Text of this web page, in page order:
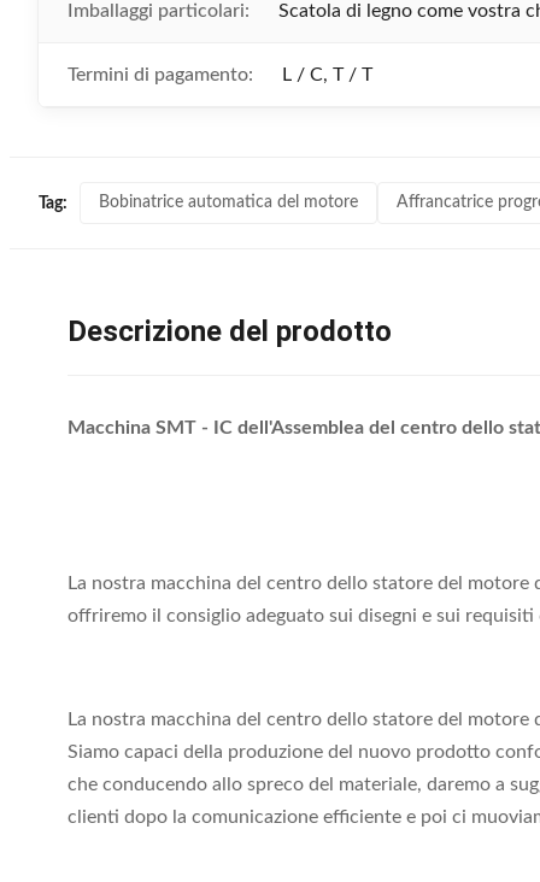
Imballaggi particolari: Scatola di legno come vostra
Termini di pagamento: L / C, T / T
Tag: Bobinatrice automatica del motore Affrancatrice
Descrizione del prodotto
Macchina SMT - IC dell'Assemblea del centro dello
La nostra macchina del centro dello statore del
offriremo il consiglio adeguato sui disegni e sui
La nostra macchina del centro dello statore del
Siamo capaci della produzione del nuovo prodotto
che conducendo allo spreco del materiale, daremo a
clienti dopo la comunicazione efficiente e poi ci